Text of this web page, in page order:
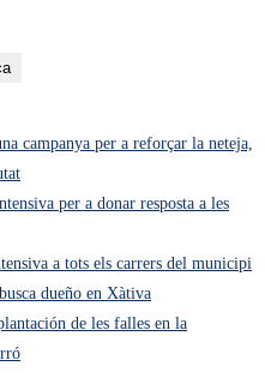
campanya per a reforçar la neteja,
per a donar resposta a les
a tots els carrers del municipi
dueño en Xàtiva
de les falles en la